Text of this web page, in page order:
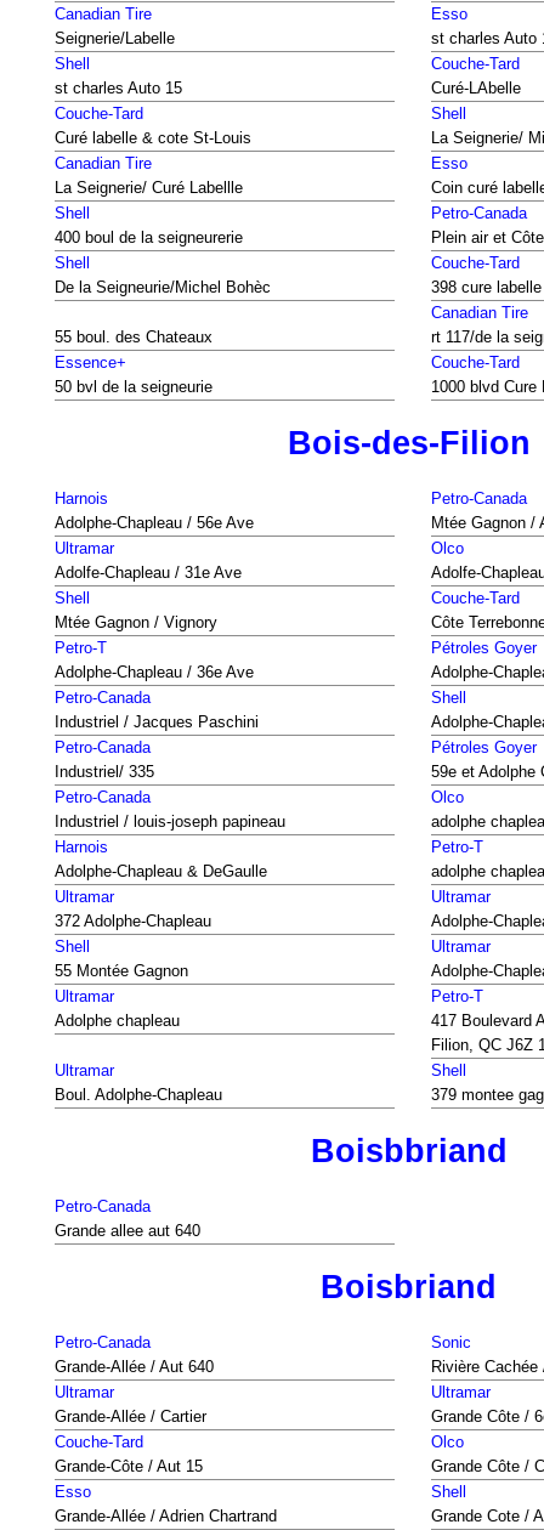
Canadian Tire
Seignerie/Labelle
Esso
st charles Auto
Shell
st charles Auto 15
Couche-Tard
Curé-LAbelle
Couche-Tard
Curé labelle & cote St-Louis
Shell
La Seignerie/
Canadian Tire
La Seignerie/ Curé Labellle
Esso
Coin curé
Shell
400 boul de la seigneurerie
Petro-Canada
Plein air et
Shell
De la Seigneurie/Michel Bohèc
Couche-Tard
398 cure labelle
55 boul. des Chateaux
Canadian Tire
rt 117/de la
Essence+
50 bvl de la seigneurie
Couche-Tard
1000 blvd Cure
Bois-des-Filion
Harnois
Adolphe-Chapleau / 56e Ave
Petro-Canada
Mtée Gagnon /
Ultramar
Adolfe-Chapleau / 31e Ave
Olco
Adolfe-
Shell
Mtée Gagnon / Vignory
Couche-Tard
Côte
Petro-T
Adolphe-Chapleau / 36e Ave
Pétroles Goyer
Adolphe-
Petro-Canada
Industriel / Jacques Paschini
Shell
Adolphe-
Petro-Canada
Industriel/ 335
Pétroles Goyer
59e et Adolphe
Petro-Canada
Industriel / louis-joseph papineau
Olco
adolphe
Harnois
Adolphe-Chapleau & DeGaulle
Petro-T
adolphe
Ultramar
372 Adolphe-Chapleau
Ultramar
Adolphe-
Shell
55 Montée Gagnon
Ultramar
Adolphe-
Ultramar
Adolphe chapleau
Petro-T
417 Boulevard
Filion, QC J6Z
Ultramar
Boul. Adolphe-Chapleau
Shell
379 montee
Boisbbriand
Petro-Canada
Grande allee aut 640
Boisbriand
Petro-Canada
Grande-Allée / Aut 640
Sonic
Rivière
Ultramar
Grande-Allée / Cartier
Ultramar
Grande Côte /
Couche-Tard
Grande-Côte / Aut 15
Olco
Grande Côte /
Esso
Grande-Allée / Adrien Chartrand
Shell
Grande Cote /